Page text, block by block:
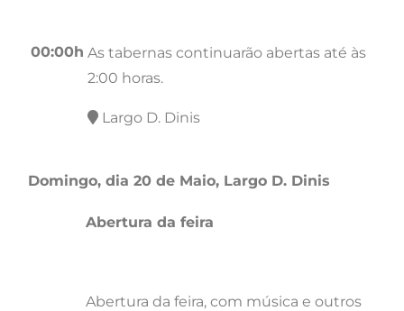
00:00h As tabernas continuarão abertas até às
2:00 horas.
Largo D. Dinis
Domingo, dia 20 de Maio, Largo D. Dinis
Abertura da feira
Abertura da feira, com música e outros